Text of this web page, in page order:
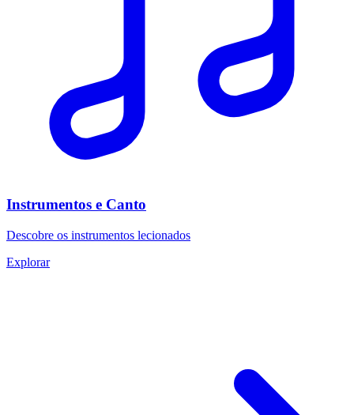
Instrumentos e Canto
Descobre os instrumentos lecionados
Explorar